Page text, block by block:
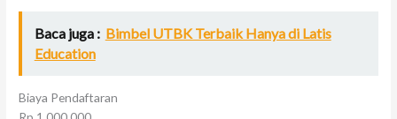
Baca juga : Bimbel UTBK Terbaik Hanya di Latis
Education
Biaya Pendaftaran